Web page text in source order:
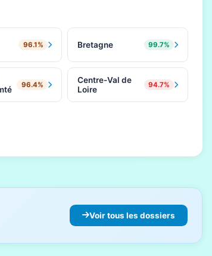
96.1% Bretagne 99.7%
96.4%
Centre-Val de
Loire
94.7%
Voir tous les dossiers